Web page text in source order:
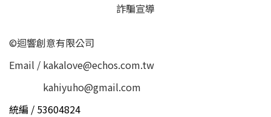
詐騙宣導
©迴響創意有限公司
Email / kakalove@echos.com.tw
kahiyuho@gmail.com
統編 / 53604824